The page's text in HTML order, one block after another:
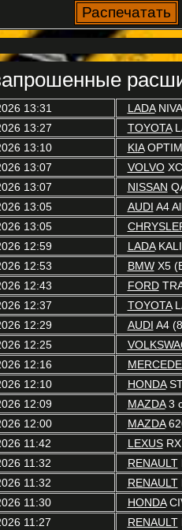
13:31 LADA
13:27 TOYOTA
13:10 KIA
13:07 VOLVO
13:07 NISSAN
13:05 AUDI A4
13:05
12:59 LADA
12:53 BMWX5
12:43 FORD
12:37 TOYOTA
12:29 AUDI A4
12:25
12:16
12:10 HONDA
12:09 MAZDA3
12:00 MAZDA
11:42 LEXUSRX
11:32 RENAULT
11:32 RENAULT
11:30 HONDA
11:27 RENAULT